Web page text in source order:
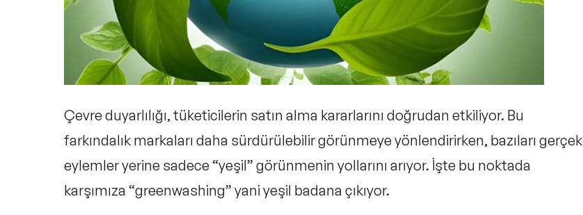
Çevre duyarlılığı, tüketicilerin satın alma kararlarını doğrudan etkiliyor. Bu
farkındalık markaları daha sürdürülebilir görünmeye yönlendirirken, bazıları gerçek
eylemler yerine sadece “yeşil” görünmenin yollarını arıyor. İşte bu noktada
karşımıza “greenwashing” yaniyeşil badana çıkıyor.